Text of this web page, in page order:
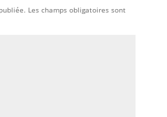
Les champs obligatoires sont